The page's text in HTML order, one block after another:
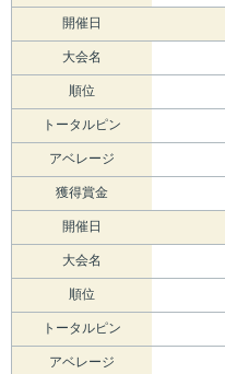
開催日
大会名
順位
トータルピン
アベレージ
獲得賞金
開催日
大会名
順位
トータルピン
アベレージ